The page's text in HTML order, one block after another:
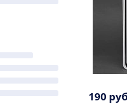
190